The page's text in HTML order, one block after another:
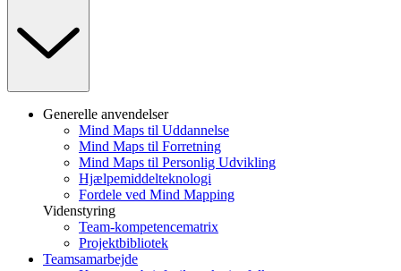
Generelle anvendelser
Mind Maps til Uddannelse
Mind Maps til Forretning
Mind Maps til Personlig Udvikling
Hjælpemiddelteknologi
Fordele ved Mind Mapping
Videnstyring
Team-kompetencematrix
Projektbibliotek
Teamsamarbejde